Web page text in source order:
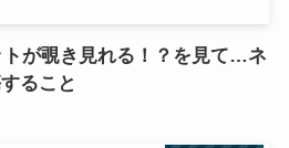
が覗き見れる！？を見て…ネ
ること